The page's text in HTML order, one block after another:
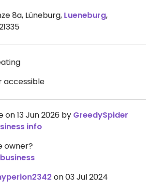
8a, Lüneburg, Lueneburg,
accessible
on 13 Jun 2026 by GreedySpider
info
owner?
on 03 Jul 2024